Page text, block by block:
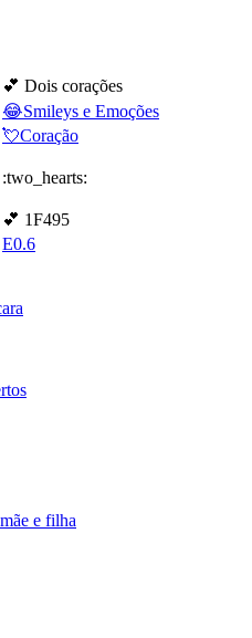
💕 Dois corações
😂Smileys e Emoções
💘Coração
:two_hearts:
💕 1F495
E0.6
e filha